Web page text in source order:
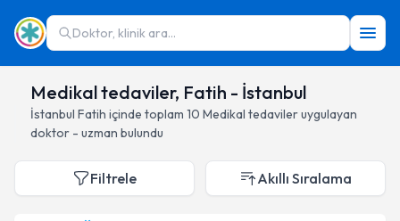
Doktor, klinik ara...
Medikal tedaviler, Fatih - İstanbul
İstanbul Fatih içinde toplam 10 Medikal tedavileruygulayan
doktor - uzman bulundu
Filtrele Akıllı Sıralama